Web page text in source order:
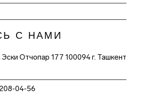
С НАМИ
Эски Отчопар 177 100094 г. Ташкент
04-56